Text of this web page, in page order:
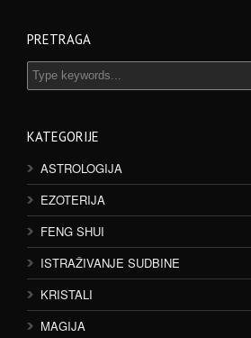
PRETRAGA
KATEGORIJE
ASTROLOGIJA
EZOTERIJA
FENG SHUI
ISTRAŽIVANJE SUDBINE
KRISTALI
MAGIJA